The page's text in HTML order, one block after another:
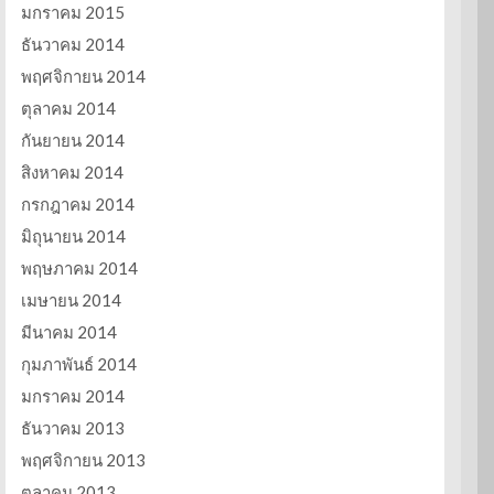
มกราคม 2015
ธันวาคม 2014
พฤศจิกายน 2014
ตุลาคม 2014
กันยายน 2014
สิงหาคม 2014
กรกฎาคม 2014
มิถุนายน 2014
พฤษภาคม 2014
เมษายน 2014
มีนาคม 2014
กุมภาพันธ์ 2014
มกราคม 2014
ธันวาคม 2013
พฤศจิกายน 2013